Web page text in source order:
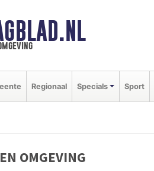
Regionaal Specials Sport
OMGEVING